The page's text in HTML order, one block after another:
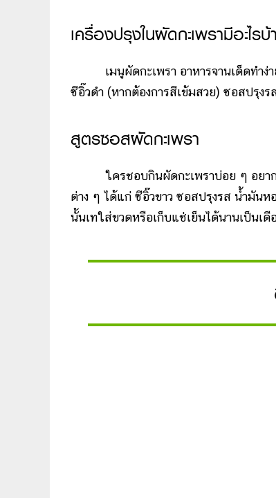
เครื่องปรุงในผัดกะเพรามีอะไรบ้
เมนูผัดกะเพรา อาหารจานเด็ดทำ
ซีอิ๊วดำ (หากต้องการสีเข้มสวย) ซอสปรุง
สูตรซอสผัดกะเพรา
ใครชอบกินผัดกะเพราบ่อย ๆ อยา
ต่าง ๆ ได้แก่ ซีอิ๊วขาว ซอสปรุงรส น้ำมันห
นั้นเทใส่ขวดหรือเก็บแช่เย็นได้นานเป็นเดื